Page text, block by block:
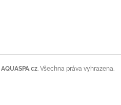
AQUASPA.cz. Všechna práva vyhrazena.